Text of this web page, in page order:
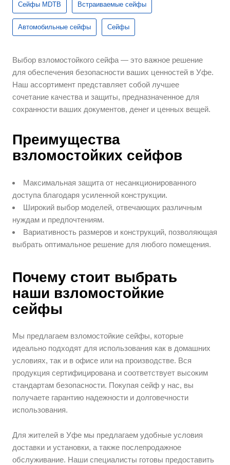
Сейфы MDTB Встраиваемые сейфы
Автомобильные сейфы Сейфы
Выбор взломостойкого сейфа — это важное решение
для обеспечения безопасности ваших ценностей в Уфе.
Наш ассортимент представляет собой лучшее
сочетание качества и защиты, предназначенное для
сохранности ваших документов, денег и ценных вещей.
Преимущества
взломостойких сейфов
Максимальная защита от несанкционированного
доступа благодаря усиленной конструкции.
Широкий выбор моделей, отвечающих различным
нуждам и предпочтениям.
Вариативность размеров и конструкций, позволяющая
выбрать оптимальное решение для любого помещения.
Почему стоит выбрать
наши взломостойкие
сейфы
Мы предлагаем взломостойкие сейфы, которые
идеально подходят для использования как в домашних
условиях, так и в офисе или на производстве. Вся
продукция сертифицирована и соответствует высоким
стандартам безопасности. Покупая сейф у нас, вы
получаете гарантию надежности и долговечности
использования.
Для жителей в Уфе мы предлагаем удобные условия
доставки и установки, а также послепродажное
обслуживание. Наши специалисты готовы предоставить